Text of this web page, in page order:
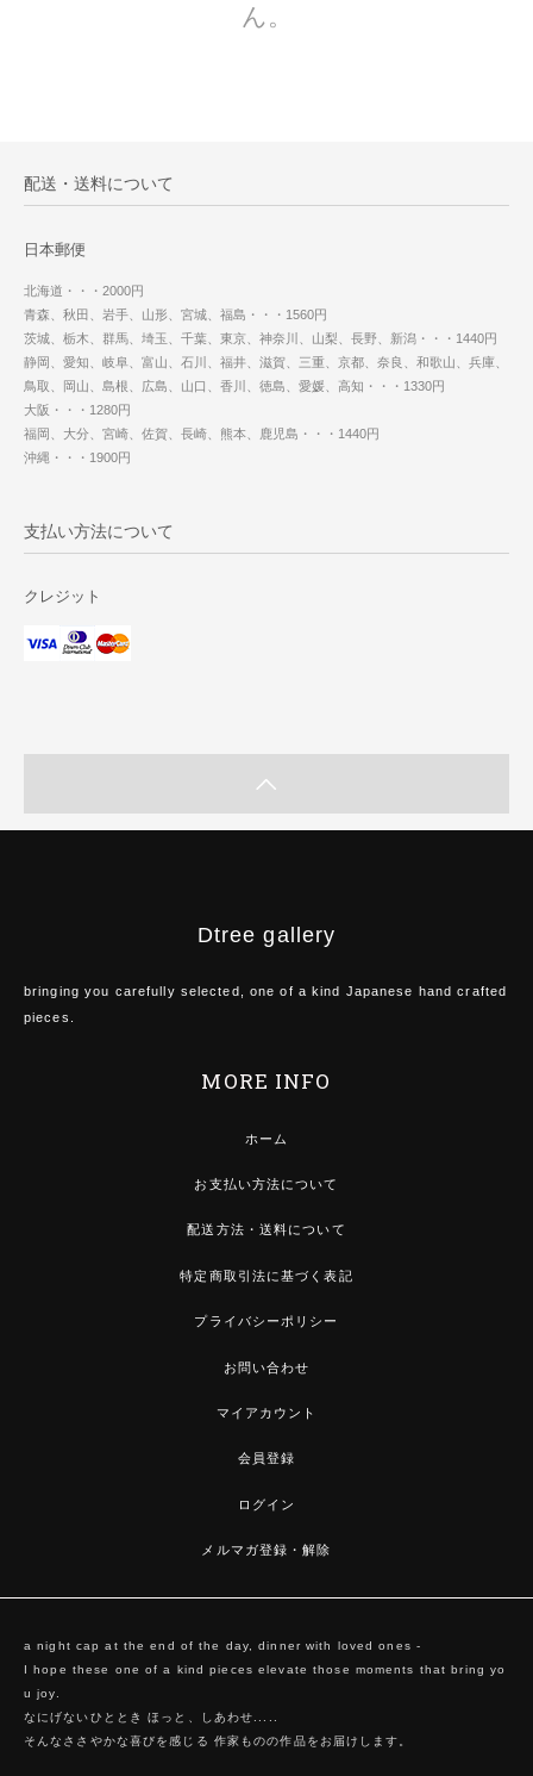
ん。
配送・送料について
日本郵便
北海道・・・2000円
青森、秋田、岩手、山形、宮城、福島・・・1560円
茨城、栃木、群馬、埼玉、千葉、東京、神奈川、山梨、長野、新潟・・・1440円
静岡、愛知、岐阜、富山、石川、福井、滋賀、三重、京都、奈良、和歌山、兵庫、
鳥取、岡山、島根、広島、山口、香川、徳島、愛媛、高知・・・1330円
大阪・・・1280円
福岡、大分、宮崎、佐賀、長崎、熊本、鹿児島・・・1440円
沖縄・・・1900円
支払い方法について
クレジット
Dtree gallery
bringing you carefully selected, one of a kind Japanese hand crafted
pieces.
MORE INFO
ホーム
お支払い方法について
配送方法・送料について
特定商取引法に基づく表記
プライバシーポリシー
お問い合わせ
マイアカウント
会員登録
ログイン
メルマガ登録・解除
a night cap at the end of the day, dinner with loved ones -
I hope these one of a kind pieces elevate those moments that bring yo
u joy.
なにげないひととき ほっと、しあわせ.....
そんなささやかな喜びを感じる 作家ものの作品をお届けします。